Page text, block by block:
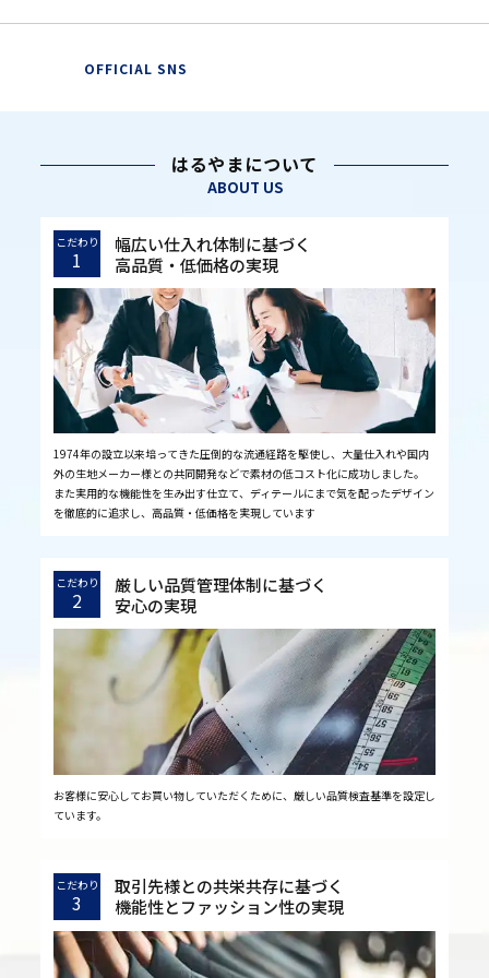
OFFICIAL SNS
はるやまについて
ABOUT US
こだわり
1
幅広い仕入れ体制に基づく
高品質・低価格の実現
1974年の設立以来培ってきた圧倒的な流通経路を駆使し、大量仕入れや国内
外の生地メーカー様との共同開発などで素材の低コスト化に成功しました。
また実用的な機能性を生み出す仕立て、ディテールにまで気を配ったデザイン
を徹底的に追求し、高品質・低価格を実現しています
こだわり
2
厳しい品質管理体制に基づく
安心の実現
お客様に安心してお買い物していただくために、厳しい品質検査基準を設定し
ています。
こだわり
3
取引先様との共栄共存に基づく
機能性とファッション性の実現